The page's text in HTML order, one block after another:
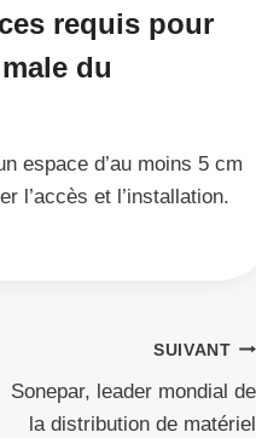
requis pour
du
espace d’au moins 5 cm
l’accès et l’installation.
SUIVANT
Sonepar, leader mondial de
la distribution de matériel